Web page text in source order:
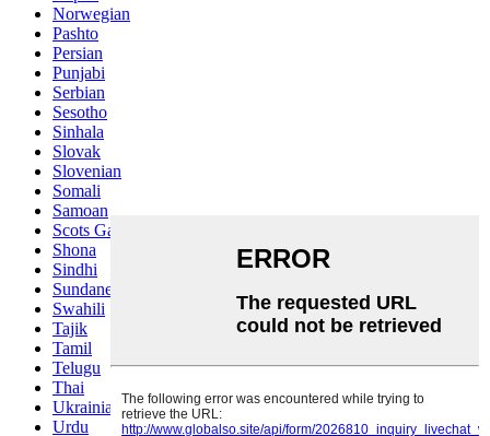
Norwegian
Pashto
Persian
Punjabi
Serbian
Sesotho
Sinhala
Slovak
Slovenian
Somali
Samoan
Scots Gaelic
Shona
Sindhi
Sundanese
Swahili
Tajik
Tamil
Telugu
Thai
Ukrainian
Urdu